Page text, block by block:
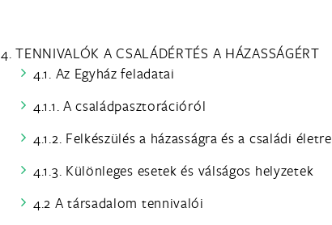
4. TENNIVALÓK A CSALÁDÉRTÉS A HÁZASSÁGÉRT
4.1. Az Egyház feladatai
4.1.1. A családpasztorációról
4.1.2. Felkészülés a házasságra és a családi életre
4.1.3. Különleges esetek és válságos helyzetek
4.2 A társadalom tennivalói